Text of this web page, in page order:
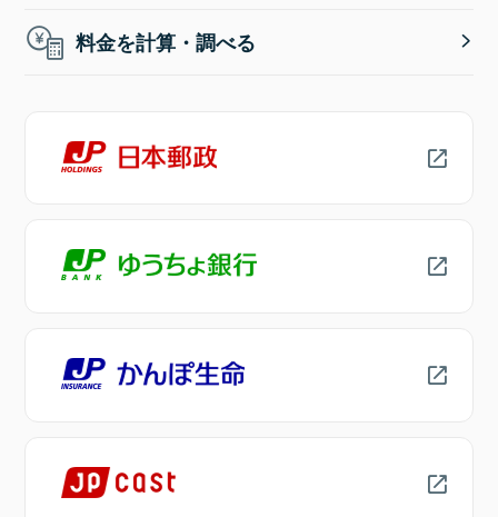
料金を計算・調べる